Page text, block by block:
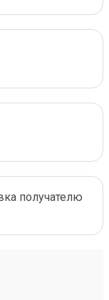
получателю